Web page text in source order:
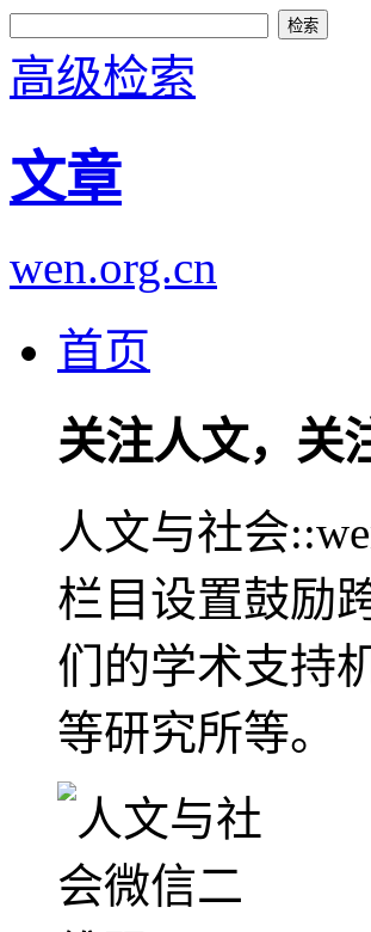
高级检索
文章
wen.org.cn
首页
关注人文，关
人文与社会
栏目设置鼓励
们的学术支持
等研究所等。